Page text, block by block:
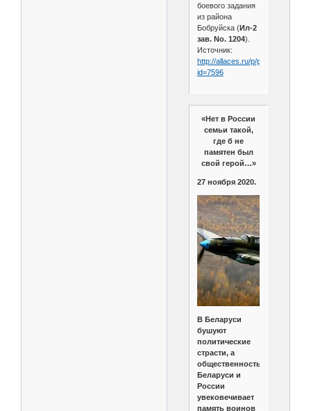
боевого задания
из района
Бобруйска (Ил-2
зав. No. 1204).
Источник:
http://allaces.ru/p/people.php?
id=7596
«Нет в России
семьи такой,
где б не
памятен был
свой герой…»
27 ноября 2020.
В Беларуси
бушуют
политические
страсти, а
общественность
Беларуси и
России
увековечивает
память воинов